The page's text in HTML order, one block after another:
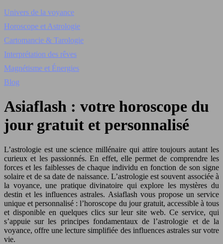
Univers de la voyance
Horoscope et Astrologie
Cartomancie & Tarologie
Interprétation des rêves
Magnétisme et Énergies
Blog
Asiaflash : votre horoscope du
jour gratuit et personnalisé
L’astrologie est une science millénaire qui attire toujours autant les
curieux et les passionnés. En effet, elle permet de comprendre les
forces et les faiblesses de chaque individu en fonction de son signe
solaire et de sa date de naissance. L’astrologie est souvent associée à
la voyance, une pratique divinatoire qui explore les mystères du
destin et les influences astrales. Asiaflash vous propose un service
unique et personnalisé : l’horoscope du jour gratuit, accessible à tous
et disponible en quelques clics sur leur site web. Ce service, qui
s’appuie sur les principes fondamentaux de l’astrologie et de la
voyance, offre une lecture simplifiée des influences astrales sur votre
vie.